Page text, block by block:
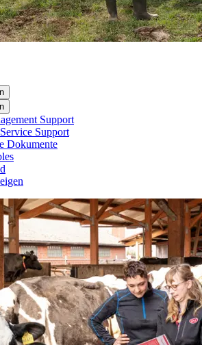
Support
Support
Dokumente